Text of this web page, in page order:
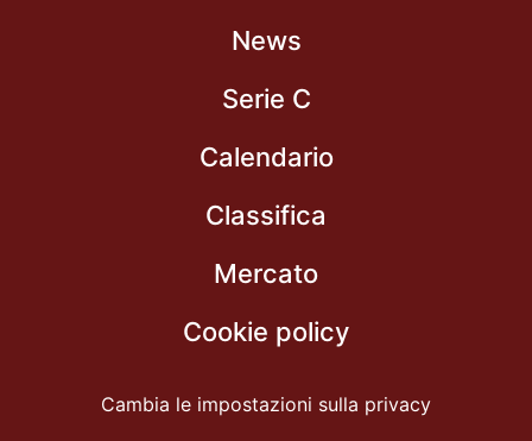
News
Serie C
Calendario
Classifica
Mercato
Cookie policy
Cambia le impostazioni sulla privacy